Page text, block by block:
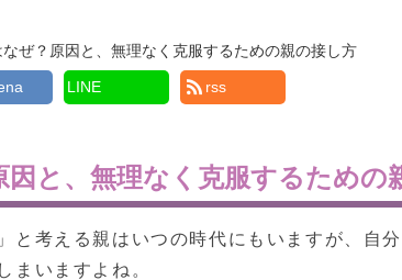
ぜ？原因と、無理なく克服するための親の接し方
LINE rss
と、無理なく克服するための
と考える親はいつの時代にもいますが、自
まいますよね。